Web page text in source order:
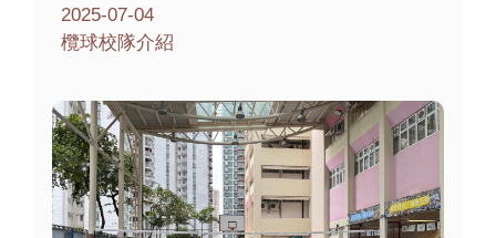
2025-07-04
欖球校隊介紹